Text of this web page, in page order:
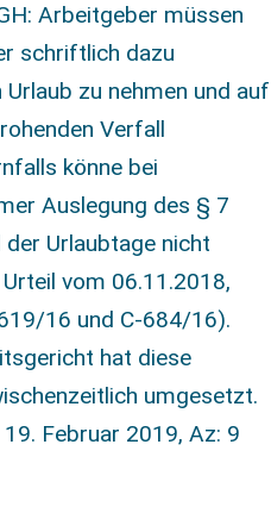
Arbeitgeber müssen
schriftlich dazu
zu nehmen und auf
Verfall
könne bei
Auslegung des § 7
der Urlaubtage nicht
vom 06.11.2018,
16 und C-684/16).
hat diese
umgesetzt.
Februar 2019, Az: 9